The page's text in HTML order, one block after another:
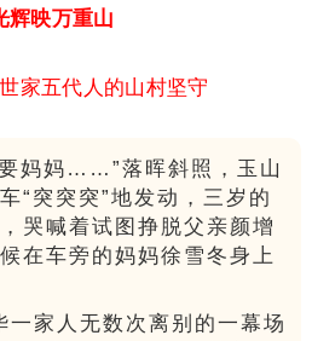
辉映万重山
家五代人的山村坚守
妈妈……”落晖斜照，玉山
“突突突”地发动，三岁的
哭喊着试图挣脱父亲颜增
在车旁的妈妈徐雪冬身上
一家人无数次离别的一幕场